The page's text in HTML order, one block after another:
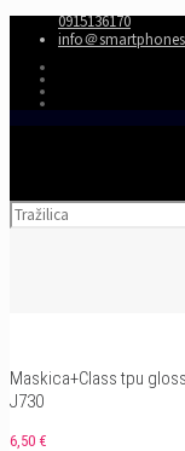
0915136170
info＠
Maskica+Class tpu
J730
6,50 €